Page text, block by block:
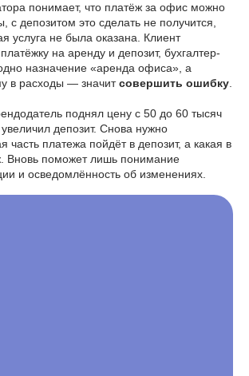
понимает, что платёж за офис можно
с депозитом это сделать не получится,
услуга не была оказана. Клиент
на аренду и депозит, бухгалтер-
назначение «аренда офиса», а
в расходы — значитсовершить ошибку
поднял цену с 50 до 60 тысяч
депозит. Снова нужно
часть платежа пойдёт в депозит, а какая в
Вновь поможет лишь понимание
и осведомлённость об изменениях.